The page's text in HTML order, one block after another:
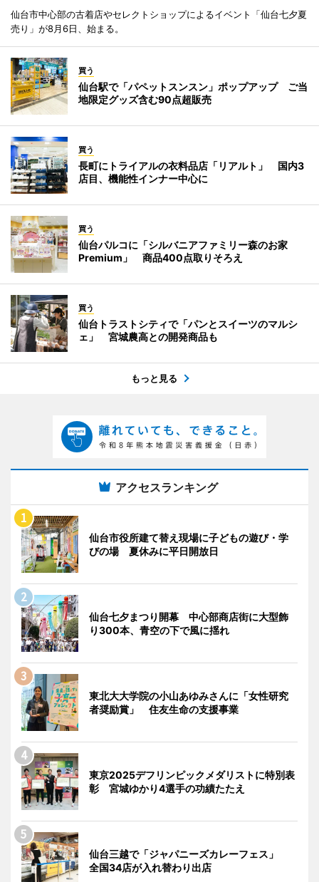
仙台市中心部の古着店やセレクトショップによるイベント「仙台七夕夏
売り」が8月6日、始まる。
買う
仙台駅で「パペットスンスン」ポップアップ ご当
地限定グッズ含む90点超販売
買う
長町にトライアルの衣料品店「リアルト」 国内3
店目、機能性インナー中心に
買う
仙台パルコに「シルバニアファミリー森のお家
Premium」 商品400点取りそろえ
買う
仙台トラストシティで「パンとスイーツのマルシ
ェ」 宮城農高との開発商品も
もっと見る
アクセスランキング
仙台市役所建て替え現場に子どもの遊び・学
びの場 夏休みに平日開放日
仙台七夕まつり開幕 中心部商店街に大型飾
り300本、青空の下で風に揺れ
東北大大学院の小山あゆみさんに「女性研究
者奨励賞」 住友生命の支援事業
東京2025デフリンピックメダリストに特別表
彰 宮城ゆかり4選手の功績たたえ
仙台三越で「ジャパニーズカレーフェス」
全国34店が入れ替わり出店